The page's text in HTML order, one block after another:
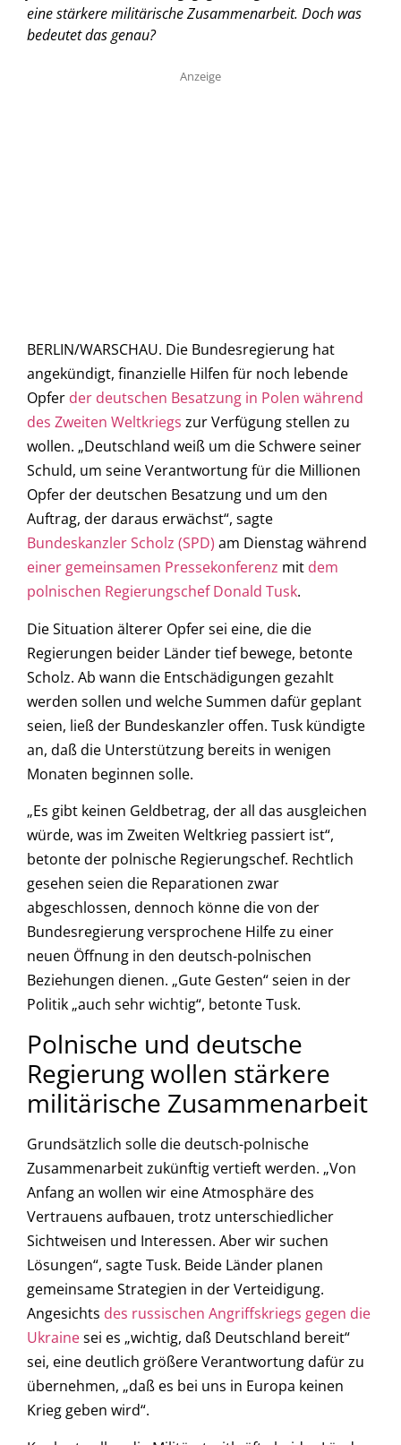
eine stärkere militärische Zusammenarbeit. Doch was
bedeutet das genau?
Anzeige
BERLIN/WARSCHAU. Die Bundesregierung hat
angekündigt, finanzielle Hilfen für noch lebende
Opfer der deutschen Besatzung in Polen während
des Zweiten Weltkriegs zur Verfügung stellen zu
wollen. „Deutschland weiß um die Schwere seiner
Schuld, um seine Verantwortung für die Millionen
Opfer der deutschen Besatzung und um den
Auftrag, der daraus erwächst“, sagte
Bundeskanzler Scholz (SPD) am Dienstag während
einer gemeinsamen Pressekonferenz mit dem
polnischen Regierungschef Donald Tusk.
Die Situation älterer Opfer sei eine, die die
Regierungen beider Länder tief bewege, betonte
Scholz. Ab wann die Entschädigungen gezahlt
werden sollen und welche Summen dafür geplant
seien, ließ der Bundeskanzler offen. Tusk kündigte
an, daß die Unterstützung bereits in wenigen
Monaten beginnen solle.
„Es gibt keinen Geldbetrag, der all das ausgleichen
würde, was im Zweiten Weltkrieg passiert ist“,
betonte der polnische Regierungschef. Rechtlich
gesehen seien die Reparationen zwar
abgeschlossen, dennoch könne die von der
Bundesregierung versprochene Hilfe zu einer
neuen Öffnung in den deutsch-polnischen
Beziehungen dienen. „Gute Gesten“ seien in der
Politik „auch sehr wichtig“, betonte Tusk.
Polnische und deutsche
Regierung wollen stärkere
militärische Zusammenarbeit
Grundsätzlich solle die deutsch-polnische
Zusammenarbeit zukünftig vertieft werden. „Von
Anfang an wollen wir eine Atmosphäre des
Vertrauens aufbauen, trotz unterschiedlicher
Sichtweisen und Interessen. Aber wir suchen
Lösungen“, sagte Tusk. Beide Länder planen
gemeinsame Strategien in der Verteidigung.
Angesichts des russischen Angriffskriegs gegen die
Ukrainesei es „wichtig, daß Deutschland bereit“
sei, eine deutlich größere Verantwortung dafür zu
übernehmen, „daß es bei uns in Europa keinen
Krieg geben wird“.